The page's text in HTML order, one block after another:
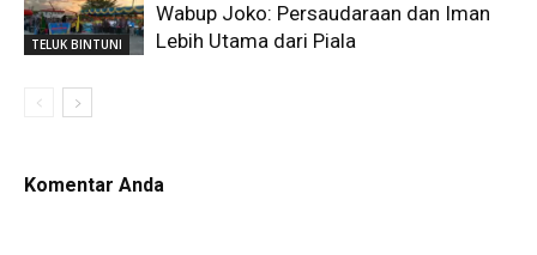
TELUK BINTUNI
Wabup Joko: Persaudaraan dan Iman
Lebih Utama dari Piala
Komentar Anda